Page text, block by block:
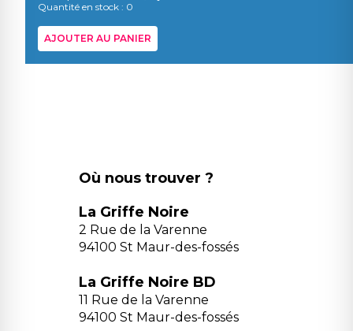
Quantité en stock : 0
AJOUTER AU PANIER
Où nous trouver ?
La Griffe Noire
2 Rue de la Varenne
94100 St Maur-des-fossés
La Griffe Noire BD
11 Rue de la Varenne
94100 St Maur-des-fossés